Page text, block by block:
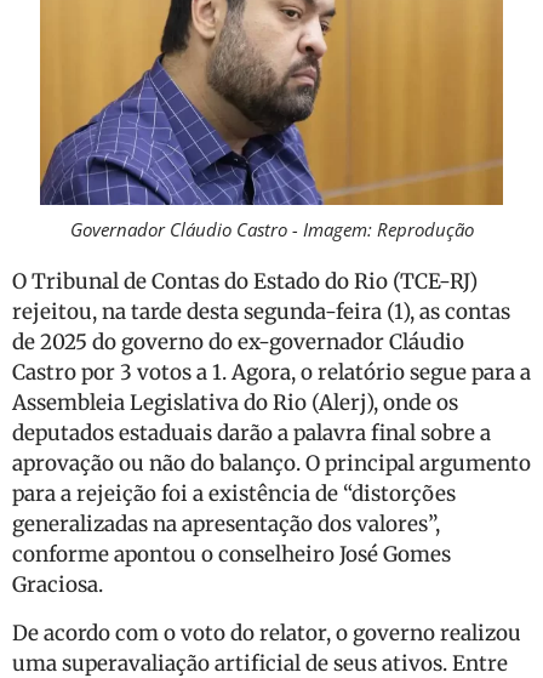
Governador Cláudio Castro - Imagem: Reprodução
O Tribunal de Contas do Estado do Rio (TCE-RJ)
rejeitou, na tarde desta segunda-feira (1), as contas
de 2025 do governo do ex-governador Cláudio
Castro por 3 votos a 1. Agora, o relatório segue para a
Assembleia Legislativa do Rio (Alerj), onde os
deputados estaduais darão a palavra final sobre a
aprovação ou não do balanço. O principal argumento
para a rejeição foi a existência de “distorções
generalizadas na apresentação dos valores”,
conforme apontou o conselheiro José Gomes
Graciosa.
De acordo com o voto do relator, o governo realizou
uma superavaliação artificial de seus ativos. Entre